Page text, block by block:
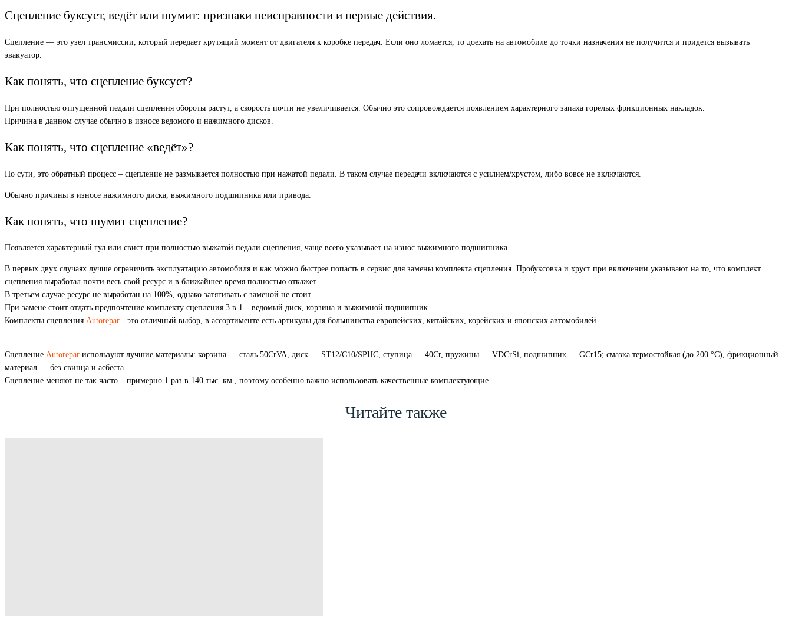
Сцепление буксует, ведёт или шумит: признаки неисправности и первые действия.
Сцепление — это узел трансмиссии, который передает крутящий момент от двигателя к коробке передач. Если оно ломается, то доехать на автомобиле до точки назначения не получится и придется вызывать
эвакуатор.
Как понять, что сцепление буксует?
При полностью отпущенной педали сцепления обороты растут, а скорость почти не увеличивается. Обычно это сопровождается появлением характерного запаха горелых фрикционных накладок.
Причина в данном случае обычно в износе ведомого и нажимного дисков.
Как понять, что сцепление «ведёт»?
По сути, это обратный процесс – сцепление не размыкается полностью при нажатой педали. В таком случае передачи включаются с усилием/хрустом, либо вовсе не включаются.
Обычно причины в износе нажимного диска, выжимного подшипника или привода.
Как понять, что шумит сцепление?
Появляется характерный гул или свист при полностью выжатой педали сцепления, чаще всего указывает на износ выжимного подшипника.
В первых двух случаях лучше ограничить эксплуатацию автомобиля и как можно быстрее попасть в сервис для замены комплекта сцепления. Пробуксовка и хруст при включении указывают на то, что комплект
сцепления выработал почти весь свой ресурс и в ближайшее время полностью откажет.
В третьем случае ресурс не выработан на 100%, однако затягивать с заменой не стоит.
При замене стоит отдать предпочтение комплекту сцепления 3 в 1 – ведомый диск, корзина и выжимной подшипник.
Комплекты сцепления Autorepar - это отличный выбор, в ассортименте есть артикулы для большинства европейских, китайских, корейских и японских автомобилей.
Сцепление Autorepar используют лучшие материалы: корзина — сталь 50CrVA, диск — ST12/C10/SPHC, ступица — 40Cr, пружины — VDCrSi, подшипник — GCr15; смазка термостойкая (до 200 °C), фрикционный
материал — без свинца и асбеста.
Сцепление меняют не так часто – примерно 1 раз в 140 тыс. км., поэтому особенно важно использовать качественные комплектующие.
Читайте также